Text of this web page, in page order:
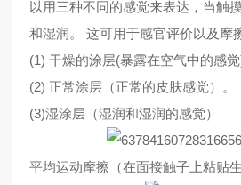
以用三种不同的感觉来表达，当触
和湿润。 这可用于感官评价以及摩
(1) 干燥的涂层(暴露在空气中的感
(2) 正常涂层（正常的皮肤感觉）。
(3)湿涂层（湿润和湿润的感觉）
平均运动摩擦（在面接触子上粘贴